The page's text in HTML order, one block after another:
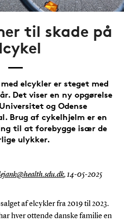
til skade på
elcykler er steget med
Det viser en ny opgørelse
og Odense
Brug af cykelhjelm er en
til at forebygge især de
ulykker.
,14-05-2025
af elcykler fra 2019 til 2023.
hver ottende danske familie en